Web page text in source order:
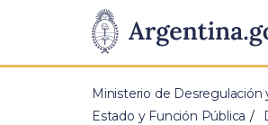
Presidencia
de
Pasar al contenido principal
Ministerio de Desregulación
Estado y Función Pública